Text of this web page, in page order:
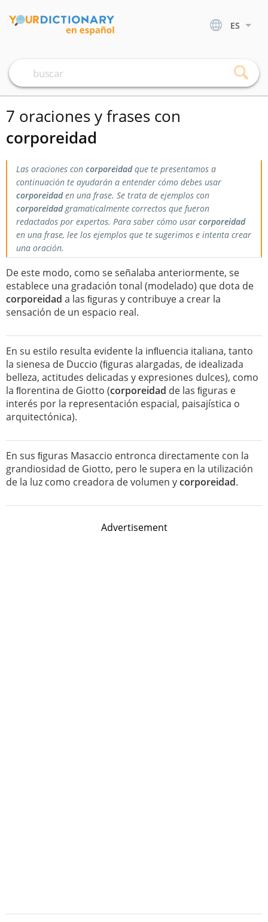
ES
7 oraciones y frases con
corporeidad
Las oraciones con corporeidadque te presentamos a
continuación te ayudarán a entender cómo debes usar
corporeidaden una frase. Se trata de ejemplos con
corporeidadgramaticalmente correctos que fueron
redactados por expertos. Para saber cómo usar corporeidad
en una frase, lee los ejemplos que te sugerimos e intenta crear
una oración.
De este modo, como se señalaba anteriormente, se
establece una gradación tonal (modelado) que dota de
corporeidad a las ﬁguras y contribuye a crear la
sensación de un espacio real.
En su estilo resulta evidente la inﬂuencia italiana, tanto
la sienesa de Duccio (ﬁguras alargadas, de idealizada
belleza, actitudes delicadas y expresiones dulces), como
la ﬂorentina de Giotto (corporeidad de las ﬁguras e
interés por la representación espacial, paisajística o
arquitectónica).
En sus ﬁguras Masaccio entronca directamente con la
grandiosidad de Giotto, pero le supera en la utilización
de la luz como creadora de volumen ycorporeidad.
Advertisement